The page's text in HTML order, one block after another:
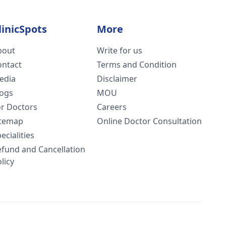
Doctors
and Cancellation
More
Write for us
Terms and Condition
Disclaimer
MOU
Careers
Online Doctor Consultation